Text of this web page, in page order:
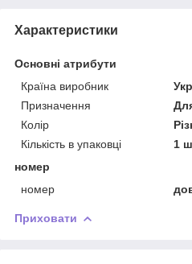
Характеристики
Основні атрибути
Країна виробник
Призначення
Колір
Кількість в упаковці
1
номер
номер
Приховати